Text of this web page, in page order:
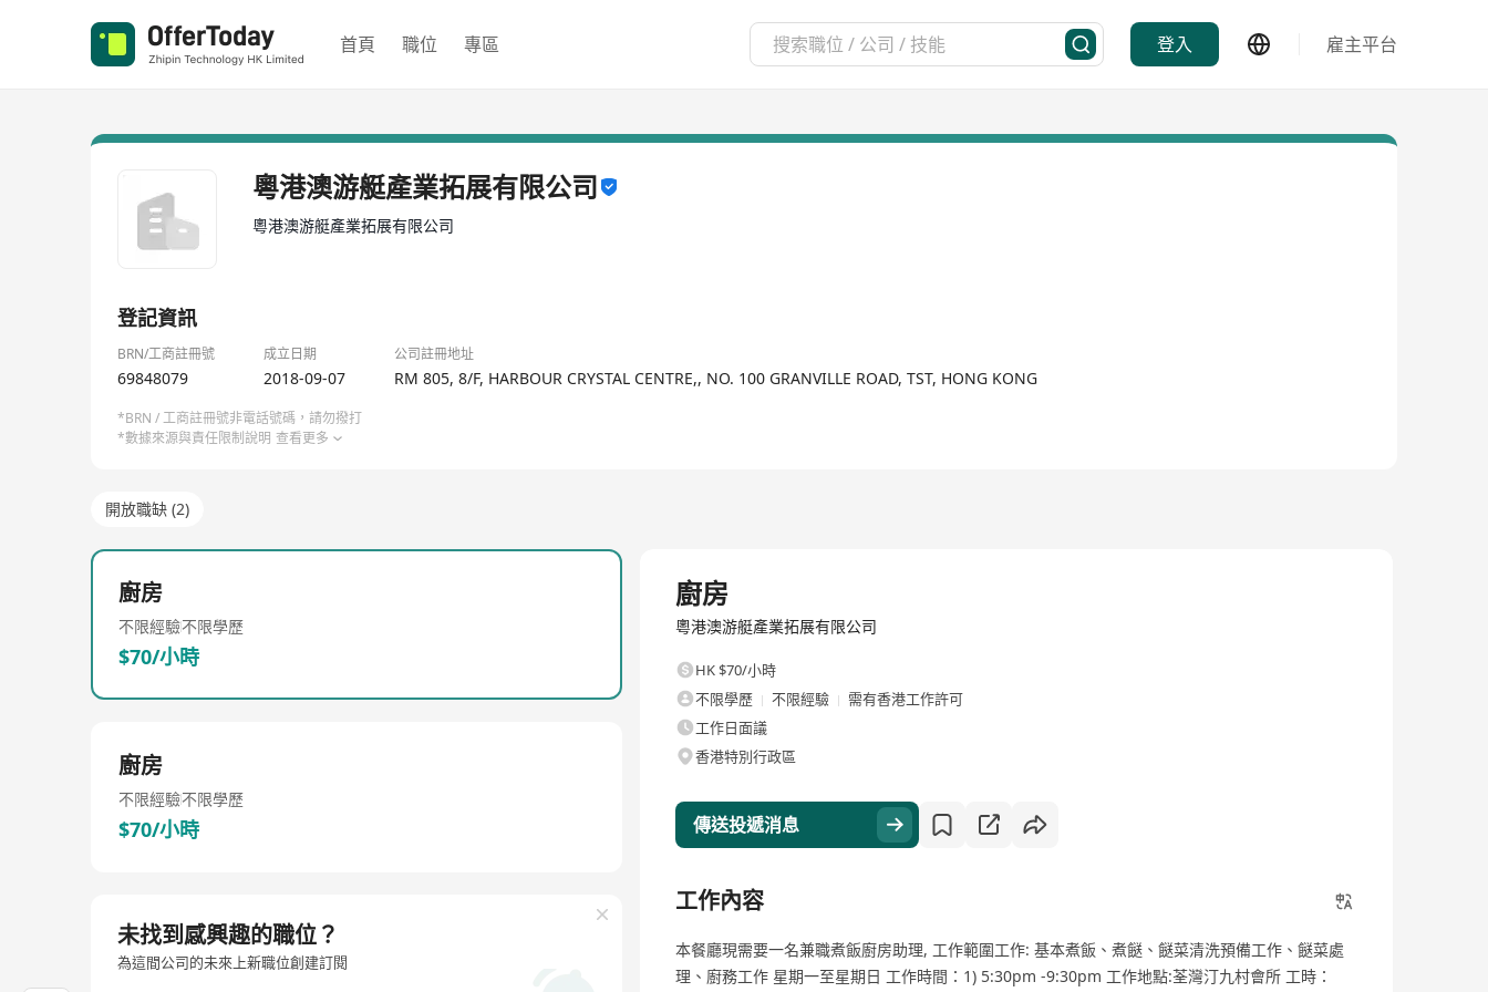
首頁 職位 專區 登入 雇主平台
粵港澳游艇產業拓展有限公司
粵港澳游艇產業拓展有限公司
登記資訊
BRN/工商註冊號 成立日期 公司註冊地址
69848079 2018-09-07 RM 805, 8/F, HARBOUR CRYSTAL CENTRE,, NO. 100 GRANVILLE ROAD, TST, HONG KONG
*BRN / 工商註冊號非電話號碼，請勿撥打
*數據來源與責任限制說明 查看更多
開放職缺 (2)
廚房
不限經驗不限學歷
$70/小時
廚房
不限經驗不限學歷
$70/小時
未找到感興趣的職位？
為這間公司的未來上新職位創建訂閱
廚房
粵港澳游艇產業拓展有限公司
HK $70/小時
不限學歷
不限經驗
需有香港工作許可
工作日面議
香港特別行政區
傳送投遞消息
工作內容
本餐廳現需要一名兼職煮飯廚房助理, 工作範圍工作: 基本煮飯、煮餸、餸菜清洗預備工作、餸菜處
理、廚務工作 星期一至星期日 工作時間：1) 5:30pm -9:30pm 工作地點:荃灣汀九村會所 工時：